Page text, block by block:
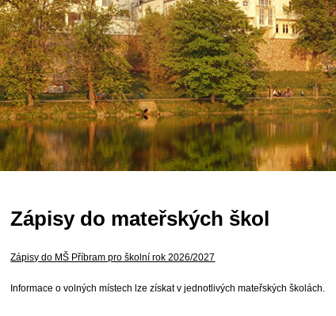
Zápisy do mateřských škol
Zápisy do MŠ Příbram pro školní rok 2026/2027
Informace o volných místech lze získat v jednotlivých mateřských školách.